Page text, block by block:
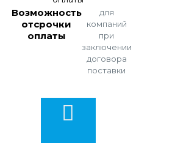
Возможность
отсрочки
оплаты
для
компаний
при
заключении
договора
поставки